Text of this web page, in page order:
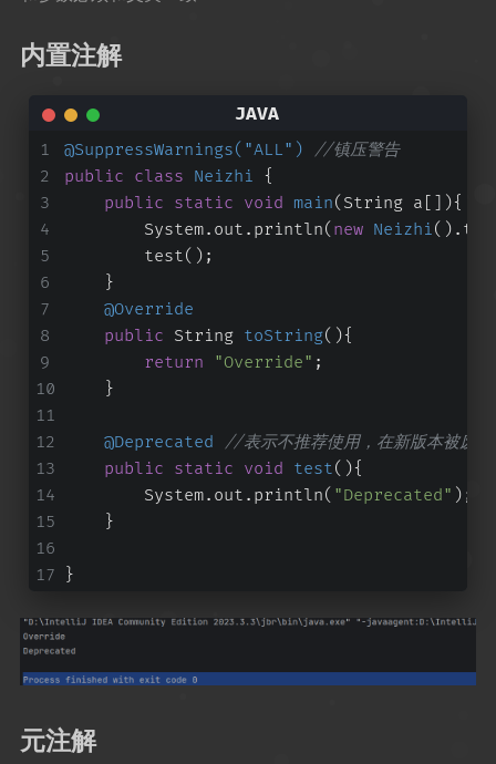
内置注解
@SuppressWarnings("ALL") //镇压警告
public class Neizhi {
public static void main(String a[]){
        System.out.println(
new Neizhi
        test();
    }
@Override
public String toString(){
return
"Override" ;
    }
@Deprecated //表示不推荐使用，在新版本被废弃
public static void test(){
        System.out.println(
"Deprecated" );
    }
}
元注解